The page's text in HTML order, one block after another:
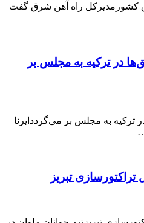
کشورمدیرکل راه آهن شرق گفت
در ترکیه به مجلس بر
به مجلس بر می‌گرددایرنا
تبریز